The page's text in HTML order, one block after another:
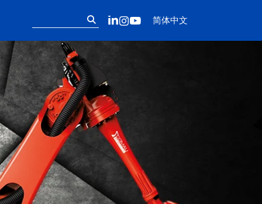
Follow us on
LinkedIn
Instagram
YouTube
简体中文